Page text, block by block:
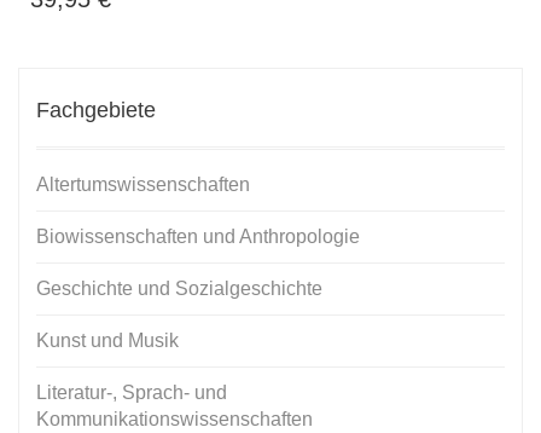
Fachgebiete
Altertumswissenschaften
Biowissenschaften und Anthropologie
Geschichte und Sozialgeschichte
Kunst und Musik
Literatur-, Sprach- und
Kommunikationswissenschaften